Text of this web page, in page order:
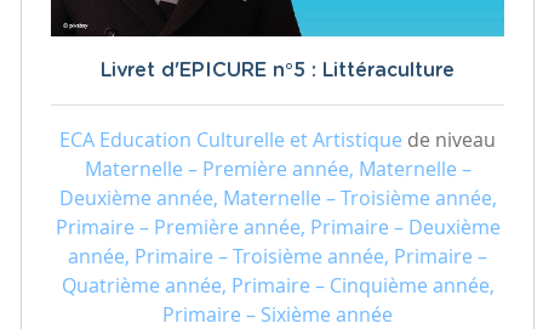
Livret d'EPICURE n°5 : Littéraculture
ECA Education Culturelle et Artistique de niveau
Maternelle – Première année, Maternelle –
Deuxième année, Maternelle – Troisième année,
Primaire – Première année, Primaire – Deuxième
année, Primaire – Troisième année, Primaire –
Quatrième année, Primaire – Cinquième année,
Primaire – Sixième année